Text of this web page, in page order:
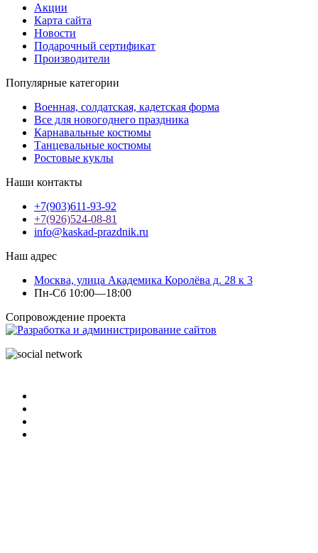
Акции
Карта сайта
Новости
Подарочный сертификат
Производители
Популярные категории
Военная, солдатская, кадетская форма
Все для новогоднего праздника
Карнавальные костюмы
Танцевальные костюмы
Ростовые куклы
Наши контакты
+7(903)611-93-92
+7(926)524-08-81
info@kaskad-prazdnik.ru
Наш адрес
Москва, улица Академика Королёва д. 28 к 3
Пн-Сб 10:00—18:00
Сопровождение проекта